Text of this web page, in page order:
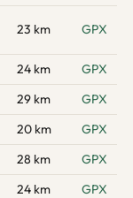
23 km GPX
24 km
GPX
29 km
GPX
20 km
GPX
28 km
GPX
24 km
GPX